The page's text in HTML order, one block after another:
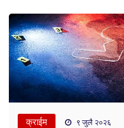
क्राईम ९ जुलै २०२६